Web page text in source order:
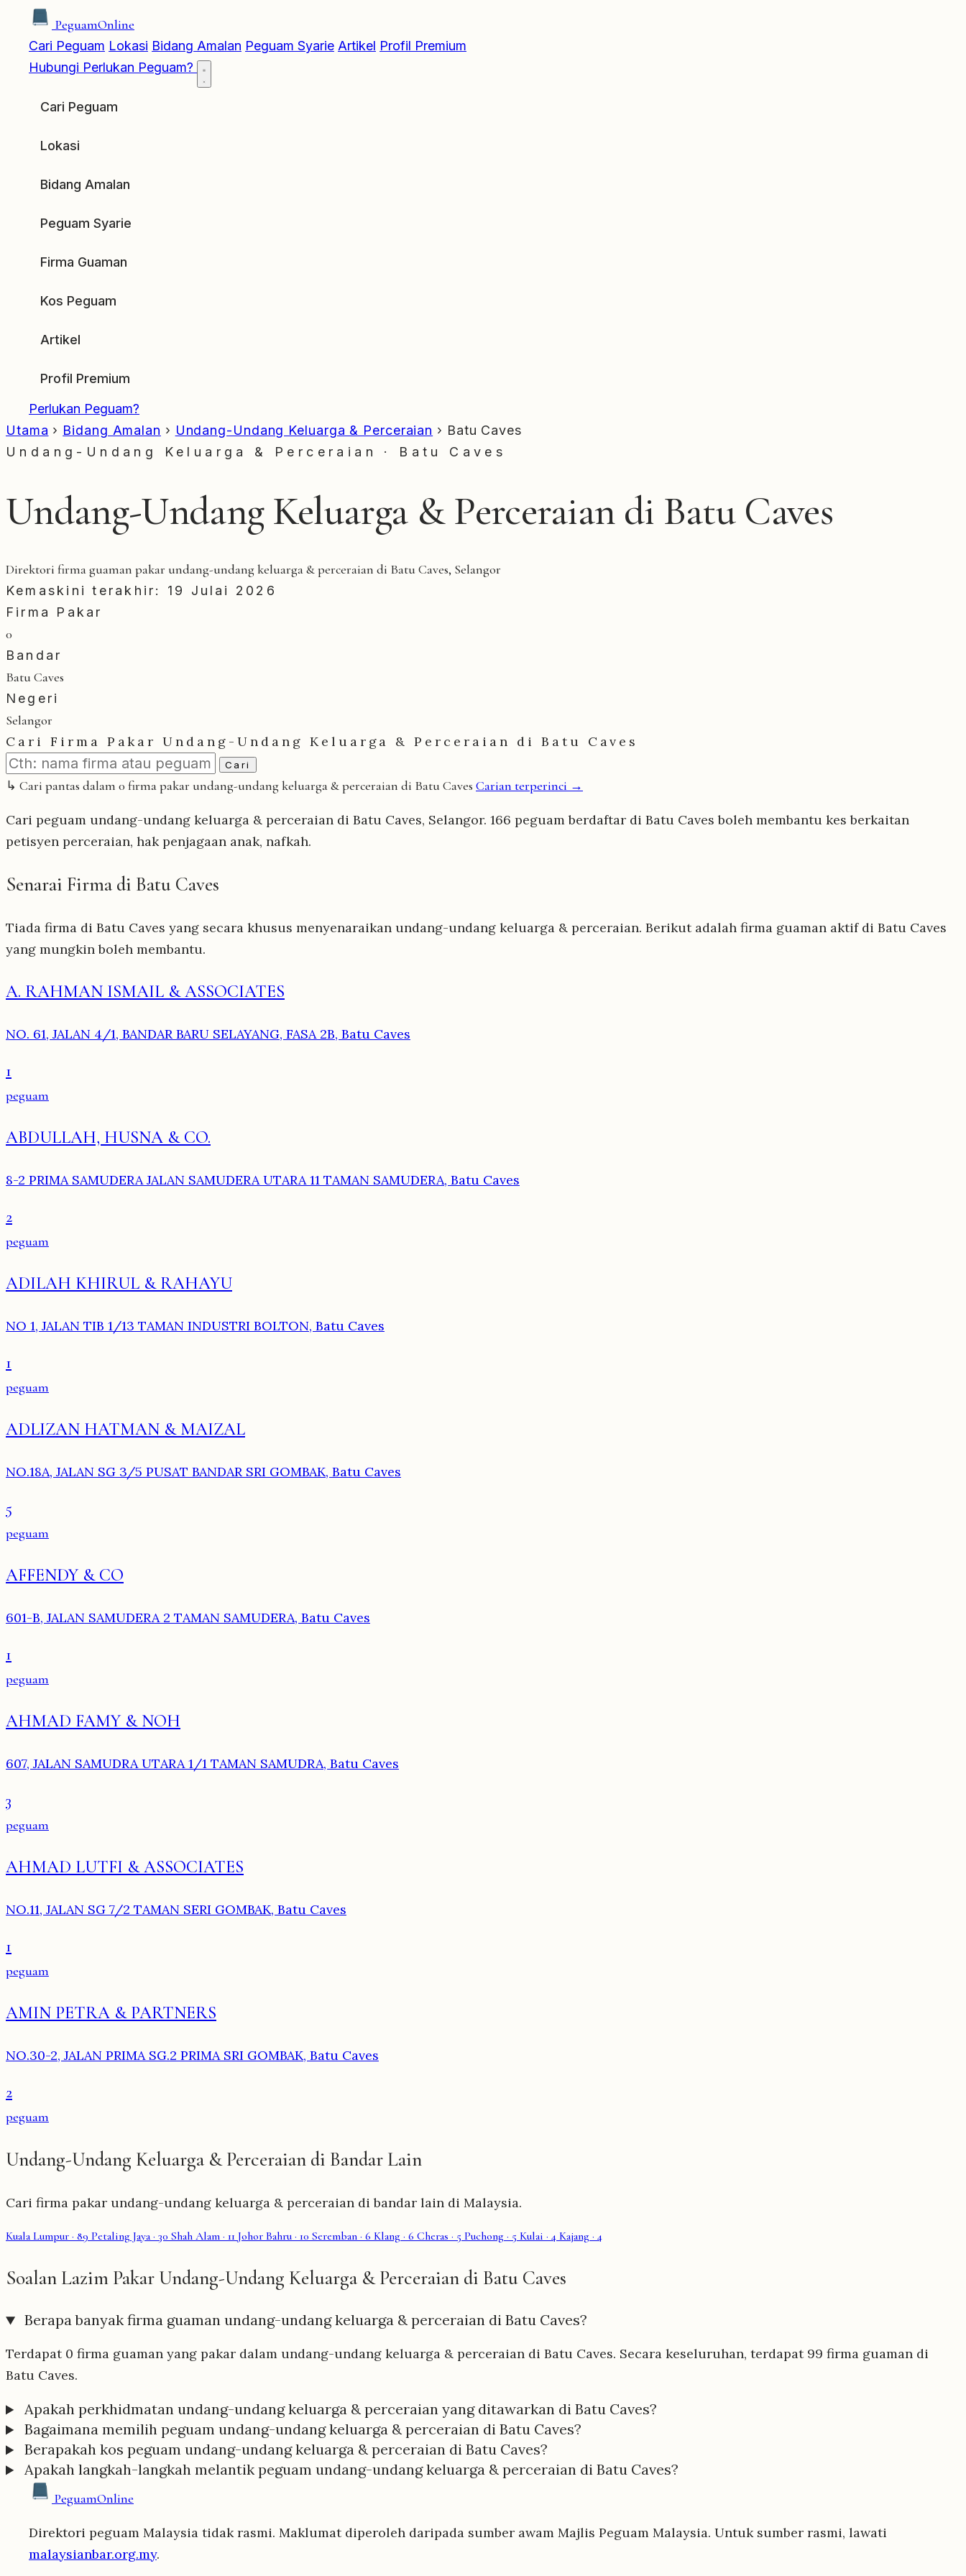
PeguamOnline
Cari Peguam Lokasi Bidang Amalan Peguam Syarie Artikel Profil Premium
Hubungi Perlukan Peguam?
Cari Peguam
Lokasi
Bidang Amalan
Peguam Syarie
Firma Guaman
Kos Peguam
Artikel
Profil Premium
Perlukan Peguam?
Utama › Bidang Amalan › Undang-Undang Keluarga & Perceraian › Batu Caves
Undang-Undang Keluarga & Perceraian · Batu Caves
Undang-Undang Keluarga & Perceraian di Batu Caves
Direktori firma guaman pakar undang-undang keluarga & perceraian di Batu Caves, Selangor
Kemaskini terakhir: 19 Julai 2026
Firma Pakar
0
Bandar
Batu Caves
Negeri
Selangor
Cari Firma Pakar Undang-Undang Keluarga & Perceraian di Batu Caves
Cari
↳ Cari pantas dalam 0 firma pakar undang-undang keluarga & perceraian di Batu Caves Carian terperinci →
Cari peguam undang-undang keluarga & perceraian di Batu Caves, Selangor. 166 peguam berdaftar di Batu Caves boleh membantu kes berkaitan
petisyen perceraian, hak penjagaan anak, nafkah.
Senarai Firma di Batu Caves
Tiada firma di Batu Caves yang secara khusus menyenaraikan undang-undang keluarga & perceraian. Berikut adalah firma guaman aktif di Batu Caves
yang mungkin boleh membantu.
A. RAHMAN ISMAIL & ASSOCIATES
NO. 61, JALAN 4/1, BANDAR BARU SELAYANG, FASA 2B, Batu Caves
1
peguam
ABDULLAH, HUSNA & CO.
8-2 PRIMA SAMUDERA JALAN SAMUDERA UTARA 11 TAMAN SAMUDERA, Batu Caves
2
peguam
ADILAH KHIRUL & RAHAYU
NO 1, JALAN TIB 1/13 TAMAN INDUSTRI BOLTON, Batu Caves
1
peguam
ADLIZAN HATMAN & MAIZAL
NO.18A, JALAN SG 3/5 PUSAT BANDAR SRI GOMBAK, Batu Caves
5
peguam
AFFENDY & CO
601-B, JALAN SAMUDERA 2 TAMAN SAMUDERA, Batu Caves
1
peguam
AHMAD FAMY & NOH
607, JALAN SAMUDRA UTARA 1/1 TAMAN SAMUDRA, Batu Caves
3
peguam
AHMAD LUTFI & ASSOCIATES
NO.11, JALAN SG 7/2 TAMAN SERI GOMBAK, Batu Caves
1
peguam
AMIN PETRA & PARTNERS
NO.30-2, JALAN PRIMA SG.2 PRIMA SRI GOMBAK, Batu Caves
2
peguam
Undang-Undang Keluarga & Perceraian di Bandar Lain
Cari firma pakar undang-undang keluarga & perceraian di bandar lain di Malaysia.
Kuala Lumpur · 89 Petaling Jaya· 30 Shah Alam · 11 Johor Bahru · 10 Seremban · 6 Klang · 6 Cheras · 5 Puchong · 5 Kulai · 4 Kajang · 4
Soalan Lazim Pakar Undang-Undang Keluarga & Perceraian di Batu Caves
Berapa banyak firma guaman undang-undang keluarga & perceraian di Batu Caves?
Terdapat 0 firma guaman yang pakar dalam undang-undang keluarga & perceraian di Batu Caves. Secara keseluruhan, terdapat 99 firma guaman di
Batu Caves.
Apakah perkhidmatan undang-undang keluarga & perceraian yang ditawarkan di Batu Caves?
Bagaimana memilih peguam undang-undang keluarga & perceraian di Batu Caves?
Berapakah kos peguam undang-undang keluarga & perceraian di Batu Caves?
Apakah langkah-langkah melantik peguam undang-undang keluarga & perceraian di Batu Caves?
PeguamOnline
Direktori peguam Malaysia tidak rasmi. Maklumat diperoleh daripada sumber awam Majlis Peguam Malaysia. Untuk sumber rasmi, lawati
malaysianbar.org.my.